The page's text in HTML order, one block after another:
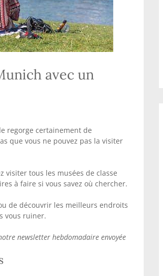
avec un
regorge certainement de
que vous ne pouvez pas la visiter
visiter tous les musées de classe
à faire si vous savez où chercher.
de découvrir les meilleurs endroits
vous ruiner.
newsletter hebdomadaire envoyée